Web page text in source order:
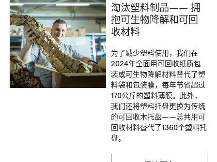
淘汰塑料制品—— 拥
抱可生物降解和可回
收材料
为了减少塑料使用，我们在
2024年全面用可回收纸质包
装或可生物降解材料替代了塑
料袋和包装膜，每年节省超过
170公斤的塑料薄膜。此外，
我们还将塑料托盘更换为传统
的可回收木托盘——总共用可
回收材料替代了1360个塑料托
盘。